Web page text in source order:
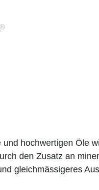
hochwertigen Öle
den Zusatz an
gleichmässigeres